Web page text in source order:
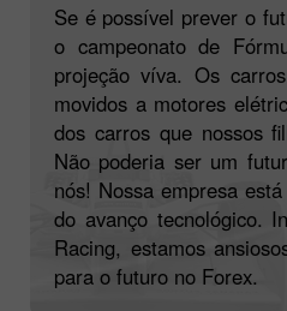
Se é possível prever o
o campeonato de
projeção víva. Os
movidos a motores
dos carros que nossos
Não poderia ser um
nós! Nossa empresa
do avanço tecnológico.
Racing, estamos
para o futuro no Forex.